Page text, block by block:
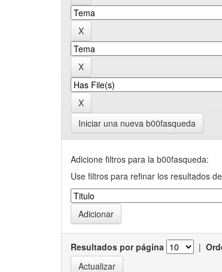
Iniciar una nueva b00fasqueda
Adicione filtros para la b00fasqueda:
Use filtros para refinar los resultados
Resultados por página |